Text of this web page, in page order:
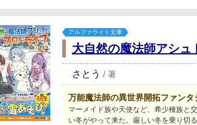
アルファライト文庫
大自然の魔法師アシュ
さとう / 著
万能魔法師の異世界開拓ファンタ
マーメイド族や天使など、希少種族と
い冬がやって来た。厳しい冬を乗り